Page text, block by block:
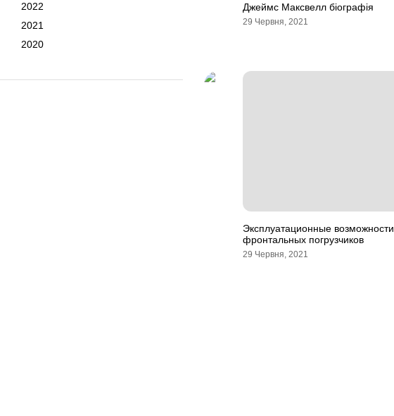
2022
2021
2020
Джеймс Максвелл біографія
29 Червня, 2021
Эксплуатационные возможности
фронтальных погрузчиков
29 Червня, 2021